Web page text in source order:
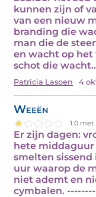
kunnen zijn of
van een nieuw
branding die
man die de
en wacht op
schot die
Patricia Lasoen 4
Weeën
1.0
Er zijn dagen:
hete middaguur
smelten
uur waarop de
niet ademt en
cymbalen.